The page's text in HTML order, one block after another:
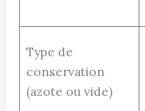
Type de
conservation
(azote ou vide)